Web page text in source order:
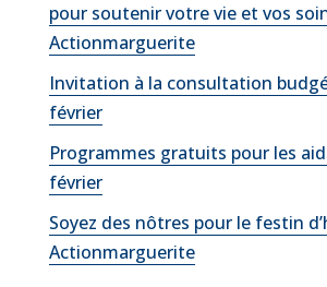
pour soutenir votre vie et vos
Actionmarguerite
Invitation à la consultation
février
Programmes gratuits pour les
février
Soyez des nôtres pour le festin
Actionmarguerite